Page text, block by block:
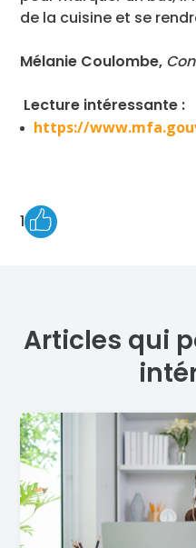
de la cuisine et se
Mélanie Coulombe,
Lecture intéressante :
https://
1
Articles qui